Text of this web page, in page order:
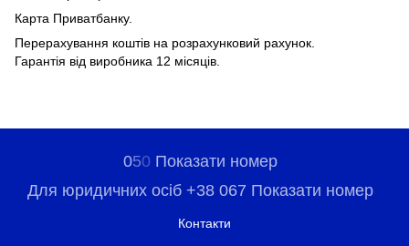
Карта Приватбанку.
Перерахування коштів на розрахунковий рахунок.
Гарантія від виробника 12 місяців.
050 Показати номер
Для юридичних осіб +38 067 Показати номер
Контакти